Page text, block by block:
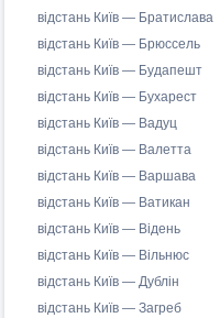
відстань Київ — Братислава
відстань Київ — Брюссель
відстань Київ — Будапешт
відстань Київ — Бухарест
відстань Київ — Вадуц
відстань Київ — Валетта
відстань Київ — Варшава
відстань Київ — Ватикан
відстань Київ — Відень
відстань Київ — Вільнюс
відстань Київ — Дублін
відстань Київ — Загреб